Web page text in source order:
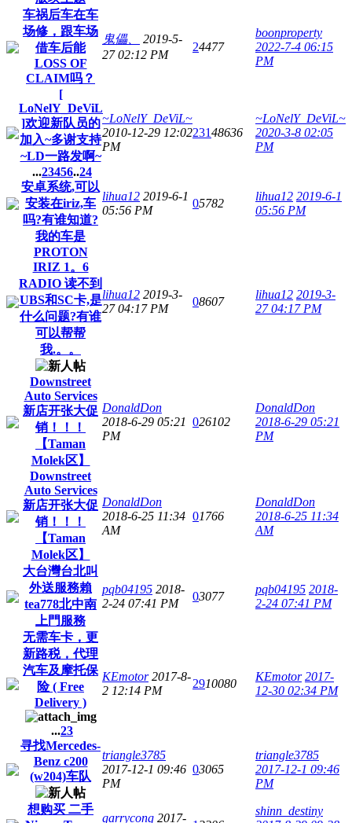
车祸后车在车
场修，跟车场
借车后能
LOSS OF
CLAIM吗？
鬼儡、
2019-5-
27 02:12 PM
24477
boonproperty
2022-7-4 06:15
PM
[
LoNelY_DeViL
]欢迎新队员的
加入~多谢支持
~LD一路发啊~
...23456..24
~LoNelY_DeViL~
2010-12-29 12:02
PM
23148636
~LoNelY_DeViL~
2020-3-8 02:05
PM
安卓系统,可以
安装在iriz,车
吗?有谁知道?
lihua12 2019-6-1
05:56 PM
05782
lihua12 2019-6-1
05:56 PM
我的车是
PROTON
IRIZ 1。6
RADIO 读不到
UBS和SC卡,是
什么问题?有谁
可以帮帮
我.。。
lihua12 2019-3-
27 04:17 PM
08607
lihua12 2019-3-
27 04:17 PM
Downstreet
Auto Services
新店开张大促
销！！！
【Taman
Molek区】
DonaldDon
2018-6-29 05:21
PM
026102
DonaldDon
2018-6-29 05:21
PM
Downstreet
Auto Services
新店开张大促
销！！！
【Taman
Molek区】
DonaldDon
2018-6-25 11:34
AM
01766
DonaldDon
2018-6-25 11:34
AM
大台灣台北叫
外送服務賴
tea778北中南
上門服務
pqb04195 2018-
2-24 07:41 PM
03077
pqb04195 2018-
2-24 07:41 PM
无需车卡，更
新路税，代理
汽车及摩托保
险 ( Free
Delivery )
...23
KEmotor 2017-8-
2 12:14 PM
2910080
KEmotor 2017-
12-30 02:34 PM
寻找Mercedes-
Benz c200
(w204)车队
triangle3785
2017-12-1 09:46
PM
03065
triangle3785
2017-12-1 09:46
PM
想购买 二手
garrycong 2017-
shinn_destiny